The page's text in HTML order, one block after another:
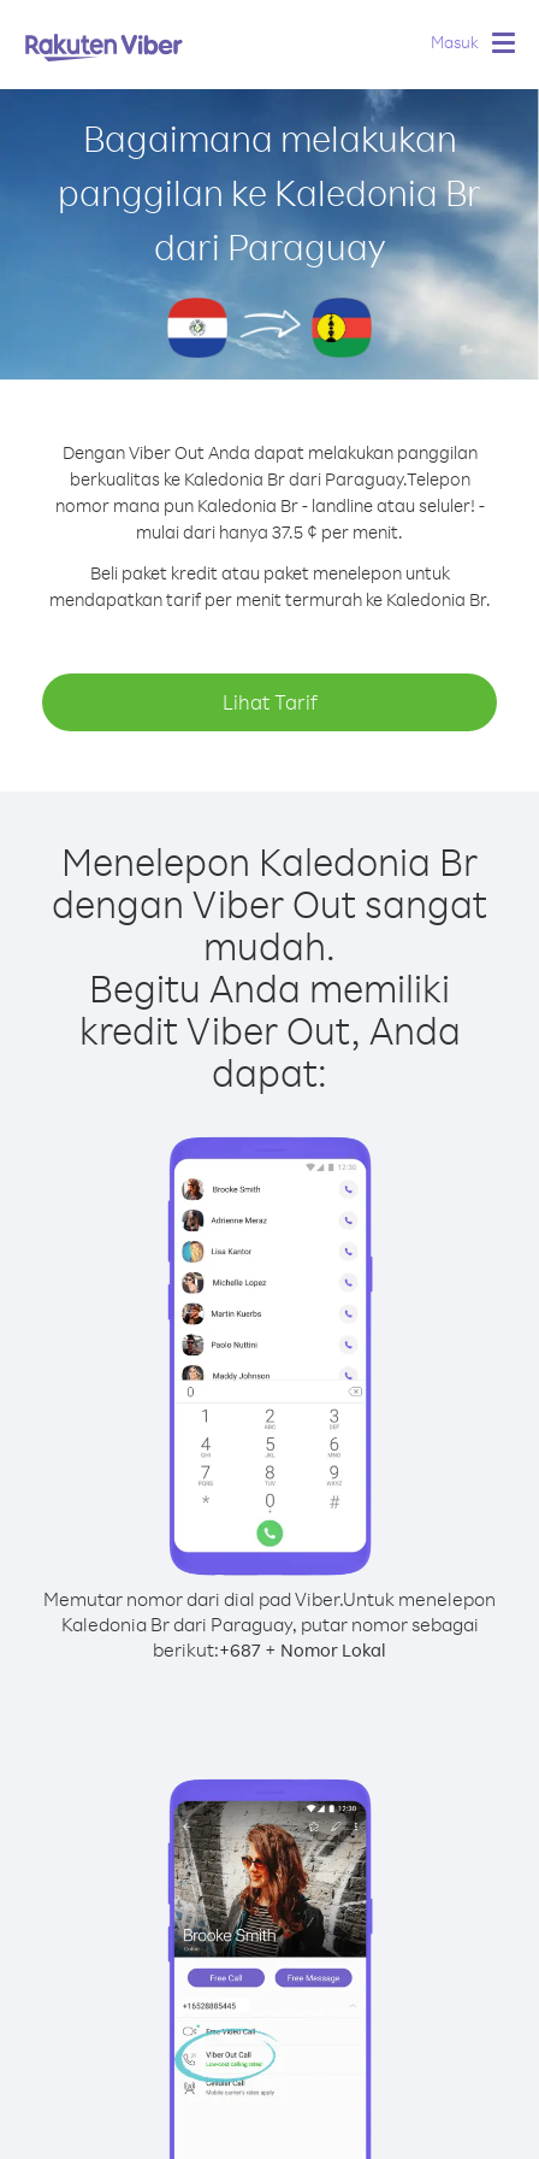
Masuk
Bagaimana melakukan
panggilan ke Kaledonia Br
dari Paraguay
Dengan Viber Out Anda dapat melakukan panggilan
berkualitas ke Kaledonia Br dari Paraguay.Telepon
nomor mana pun Kaledonia Br - landline atau seluler! -
mulai dari hanya 37.5 ¢ per menit.
Beli paket kredit atau paket menelepon untuk
mendapatkan tarif per menit termurah ke Kaledonia Br.
Lihat Tarif
Menelepon Kaledonia Br
dengan Viber Out sangat
mudah.
Begitu Anda memiliki
kredit Viber Out, Anda
dapat:
Memutar nomor dari dial pad Viber.Untuk menelepon
Kaledonia Br dari Paraguay, putar nomor sebagai
berikut:+687 + Nomor Lokal